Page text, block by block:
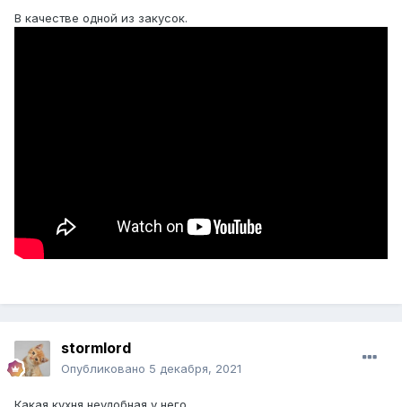
В качестве одной из закусок.
stormlord
Опубликовано 5 декабря, 2021